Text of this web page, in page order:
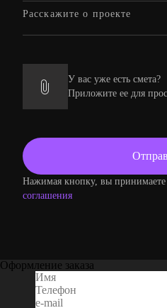
У вас уже есть смета?
Приложите ее для
Нажимая кнопку, вы принимаете
соглашения
Оформление заказа